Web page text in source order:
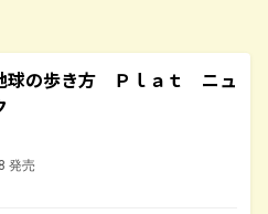
の歩き方 Ｐｌａｔ ニュ
発売